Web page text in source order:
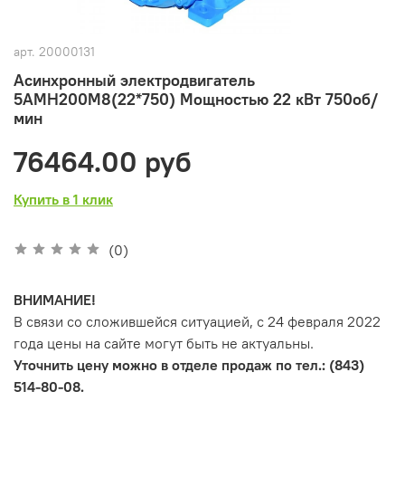
арт. 20000131
Асинхронный электродвигатель
5АМН200M8(22*750) Мощностью 22 кВт 750об/
мин
(0)
76464.00 руб
Купить в 1 клик
ВНИМАНИЕ!
В связи со сложившейся ситуацией, с 24 февраля 2022
года цены на сайте могут быть не актуальны.
Уточнить цену можно в отделе продаж по тел.: (843)
514-80-08.